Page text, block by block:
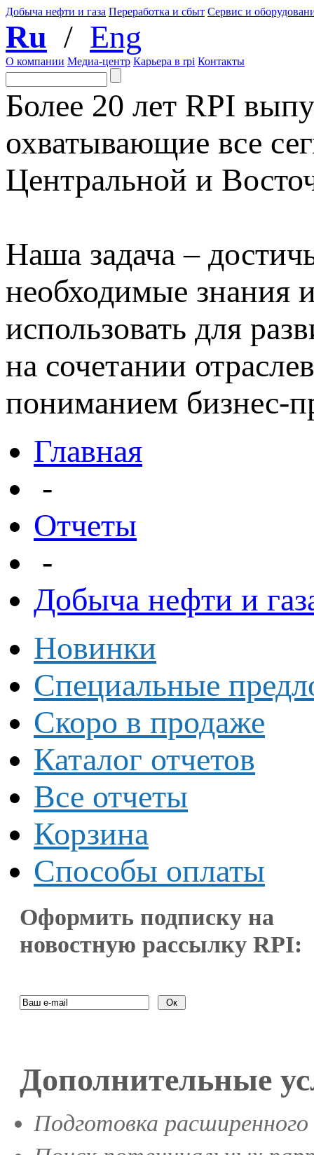
Добыча нефти и газа Переработка и сбыт Сервис и
Ru / Eng
О компании Медиа-центр Карьера в rpi Контакты
Более 20 лет RPI
охватывающие все
Центральной и
Наша задача –
необходимые знания
использовать для
на сочетании
пониманием бизнес-
Главная
-
Отчеты
-
Добыча нефти и
Новинки
Специальные
Скоро в продаже
Каталог отчетов
Все отчеты
Корзина
Способы оплаты
Оформить подписку на
новостную рассылку RPI:
Дополнительные
Подготовка